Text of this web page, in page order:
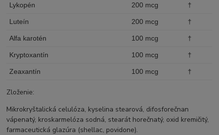
Lykopén 200 mcg †
Luteín 200 mcg †
Alfa karotén 100 mcg †
Kryptoxantín 100 mcg †
Zeaxantín 100 mcg †
Zloženie:
Mikrokryštalická celulóza, kyselina stearová, difosforečnan
vápenatý, kroskarmelóza sodná, stearát horečnatý, oxid kremičitý,
farmaceutická glazúra (shellac, povidone).